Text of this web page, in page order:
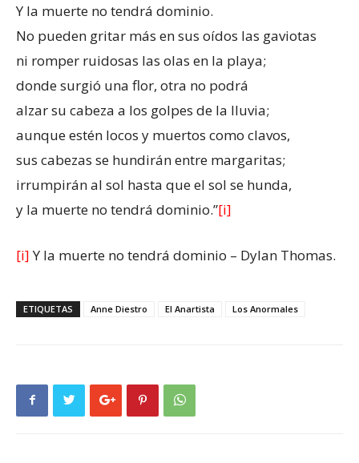
Y la muerte no tendrá dominio.
No pueden gritar más en sus oídos las gaviotas
ni romper ruidosas las olas en la playa;
donde surgió una flor, otra no podrá
alzar su cabeza a los golpes de la lluvia;
aunque estén locos y muertos como clavos,
sus cabezas se hundirán entre margaritas;
irrumpirán al sol hasta que el sol se hunda,
y la muerte no tendrá dominio.”[i]
[i]Y la muerte no tendrá dominio – Dylan Thomas.
ETIQUETAS Anne Diestro El Anartista Los Anormales